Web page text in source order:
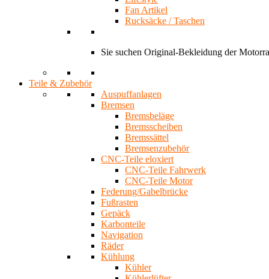
Fan Artikel
Rucksäcke / Taschen
Sie suchen Original-Bekleidung der
Teile & Zubehör
Auspuffanlagen
Bremsen
Bremsbeläge
Bremsscheiben
Bremssättel
Bremsenzubehör
CNC-Teile eloxiert
CNC-Teile Fahrwerk
CNC-Teile Motor
Federung/Gabelbrücke
Fußrasten
Gepäck
Karbonteile
Navigation
Räder
Kühlung
Kühler